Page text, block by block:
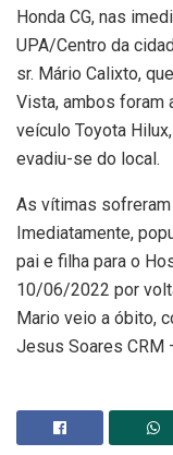
Honda CG, nas
UPA/Centro da
sr. Mário Calixto,
Vista, ambos foram
veículo Toyota
evadiu-se do local.
As vítimas
Imediatamente,
pai e filha para o
10/06/2022 por
Mario veio a óbito,
Jesus Soares CRM